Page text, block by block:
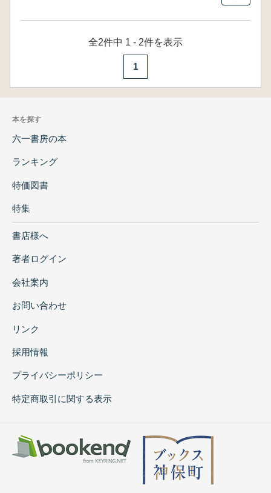
全2件中 1 - 2件を表示
1
本を探す
六一書房の本
ランキング
特価図書
特集
書店様へ
著者ログイン
会社案内
お問い合わせ
リンク
採用情報
プライバシーポリシー
特定商取引に関する表示